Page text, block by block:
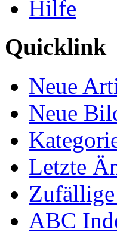
Hilfe
Quicklink
Neue
Neue
Letzte
ABC